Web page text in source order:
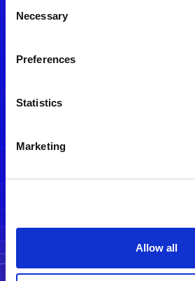
Selection
Necessary
Preferences
Statistics
Marketing
Allow all
メルマガ配信停止